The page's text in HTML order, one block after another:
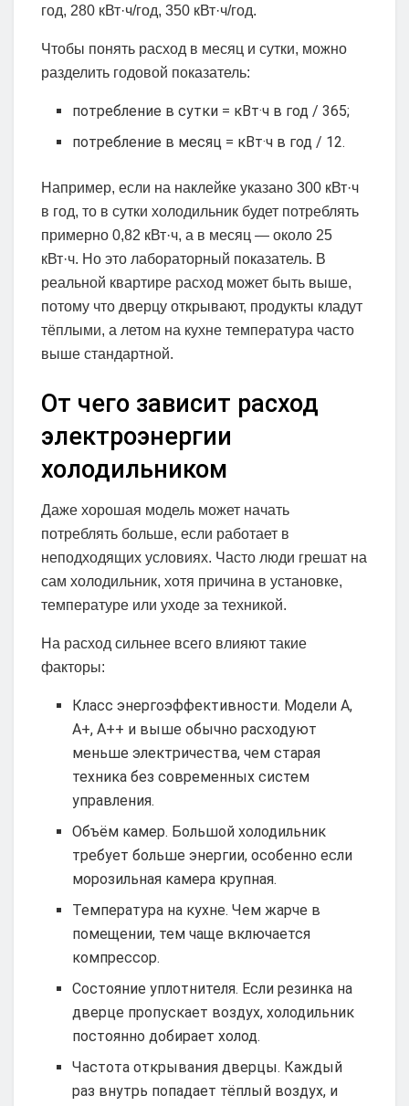
год, 280 кВт·ч/год, 350 кВт·ч/год.
Чтобы понять расход в месяц и сутки, можно
разделить годовой показатель:
потребление в сутки = кВт·ч в год / 365;
потребление в месяц = кВт·ч в год / 12.
Например, если на наклейке указано 300 кВт·ч
в год, то в сутки холодильник будет потреблять
примерно 0,82 кВт·ч, а в месяц — около 25
кВт·ч. Но это лабораторный показатель. В
реальной квартире расход может быть выше,
потому что дверцу открывают, продукты кладут
тёплыми, а летом на кухне температура часто
выше стандартной.
От чего зависит расход
электроэнергии
холодильником
Даже хорошая модель может начать
потреблять больше, если работает в
неподходящих условиях. Часто люди грешат на
сам холодильник, хотя причина в установке,
температуре или уходе за техникой.
На расход сильнее всего влияют такие
факторы:
Класс энергоэффективности. Модели A,
A+, A++ и выше обычно расходуют
меньше электричества, чем старая
техника без современных систем
управления.
Объём камер. Большой холодильник
требует больше энергии, особенно если
морозильная камера крупная.
Температура на кухне. Чем жарче в
помещении, тем чаще включается
компрессор.
Состояние уплотнителя. Если резинка на
дверце пропускает воздух, холодильник
постоянно добирает холод.
Частота открывания дверцы. Каждый
раз внутрь попадает тёплый воздух, и